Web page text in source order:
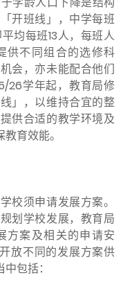
开班线」，中学每班
均每班13人，每班人
供不同组合的选修科
会，亦未能配合他们
26学年起，教育局修
」，以维持合宜的整
供合适的教学环境及
育效能。
须申请发展方案。
划学校发展，教育局
方案及相关的申请安
放不同的发展方案供
包括：